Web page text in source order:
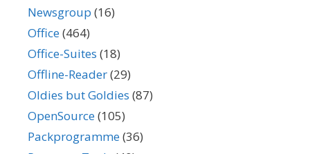
Newsgroup (16)
Office(464)
Office-Suites (18)
Offline-Reader(29)
Oldies but Goldies (87)
OpenSource(105)
Packprogramme(36)